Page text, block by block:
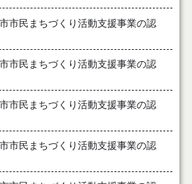
市民まちづくり活動支援事業の認
市民まちづくり活動支援事業の認
市民まちづくり活動支援事業の認
市民まちづくり活動支援事業の認